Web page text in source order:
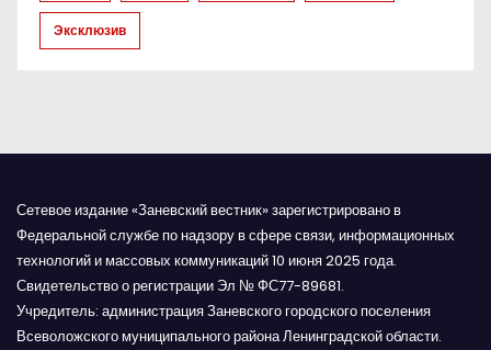
я Эксклюзив
Сетевое издание «Заневский вестник» зарегистрировано в
Федеральной службе по надзору в сфере связи, информационных
технологий и массовых коммуникаций 10 июня 2025 года.
Свидетельство о регистрации Эл № ФС77-89681.
Учредитель: администрация Заневского городского поселения
Всеволожского муниципального района Ленинградской области.